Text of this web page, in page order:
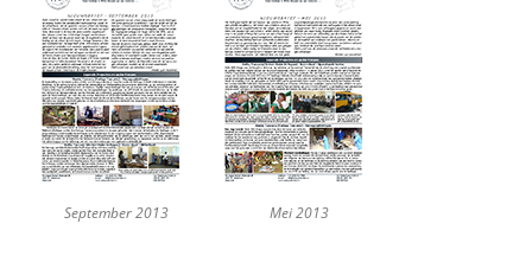
September 2013 Mei 2013